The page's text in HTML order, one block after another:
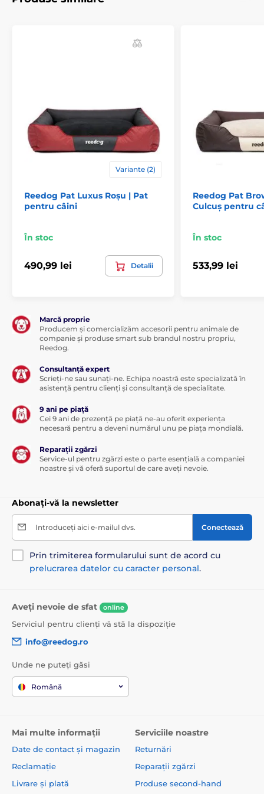
dimensiuni! (*Paturile noastre pentru câini Reedog
sunt cusute manual, astfel încât dimensiunile pot
varia ușor, cu maxim 2 - 4 cm.)
Specificațiile tehnice pot fi modificate fără o notificare
expresă. Imaginile au doar caracter ilustrativ.
Produsul este inclus în categoria
Paturi și culcușuri pentru câini Culcușuri
Pentru câini mici
Pentru câini de talie medie
Variante (2)
Reedog Pat Luxus Roșu | Pat
pentru câini
În stoc
490,99 lei Detalii
Reedog Pat
Culcuș pentru
În stoc
533,99 lei
Marcă proprie
Producem și comercializăm accesorii pentru animale de
companie și produse smart sub brandul nostru propriu,
Reedog.
Consultanță expert
Scrieți-ne sau sunați-ne. Echipa noastră este specializată în
asistență pentru clienți și consultanță de specialitate.
9 ani pe piață
Cei 9 ani de prezență pe piață ne-au oferit experiența
necesară pentru a deveni numărul unu pe piața mondială.
Reparații zgărzi
Service-ul pentru zgărzi este o parte esențială a companiei
noastre și vă oferă suportul de care aveți nevoie.
Abonați-vă la newsletter
Introduceți aici e-mailul dvs. Conectează
Prin trimiterea formularului sunt de acord cu
prelucrarea datelor cu caracter personal.
Aveți nevoie de sfat online
Serviciul pentru clienți vă stă la dispoziție
info@reedog.ro
Unde ne puteți găsi
Română
Mai multe informații
Date de contact și magazin
Reclamație
Livrare și plată
Serviciile noastre
Returnări
Reparații zgărzi
Produse second-hand